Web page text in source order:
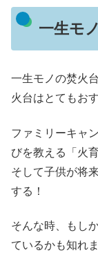
一生モ
一生モノの焚火
火台はとてもお
ファミリーキャ
びを教える「火
そして子供が将
する！
そんな時、もし
ているかも知れ